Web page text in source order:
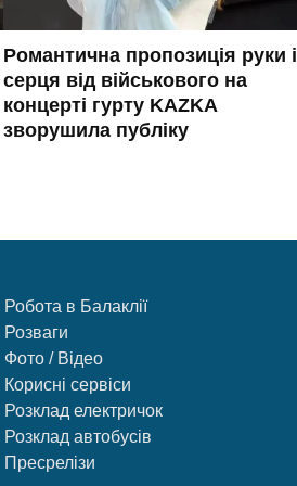
Романтична пропозиція руки і
серця від військового на
концерті гурту KAZKA
зворушила публіку
Робота в Балаклії
Розваги
Фото / Відео
Корисні сервіси
Розклад електричок
Розклад автобусів
Пресрелізи